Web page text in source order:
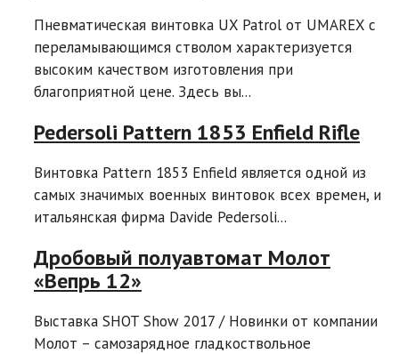
Пневматическая винтовка UX Patrol от UMAREX c
переламывающимся стволом характеризуется
высоким качеством изготовления при
благоприятной цене. Здесь вы...
Pedersoli Pattern 1853 Enfield Rifle
Винтовка Pattern 1853 Enfield является одной из
самых значимых военных винтовок всех времен, и
итальянская фирма Davide Pedersoli...
Дробовый полуавтомат Молот
«Вепрь 12»
Выставка SHOT Show 2017 / Новинки от компании
Молот – самозарядное гладкоствольное